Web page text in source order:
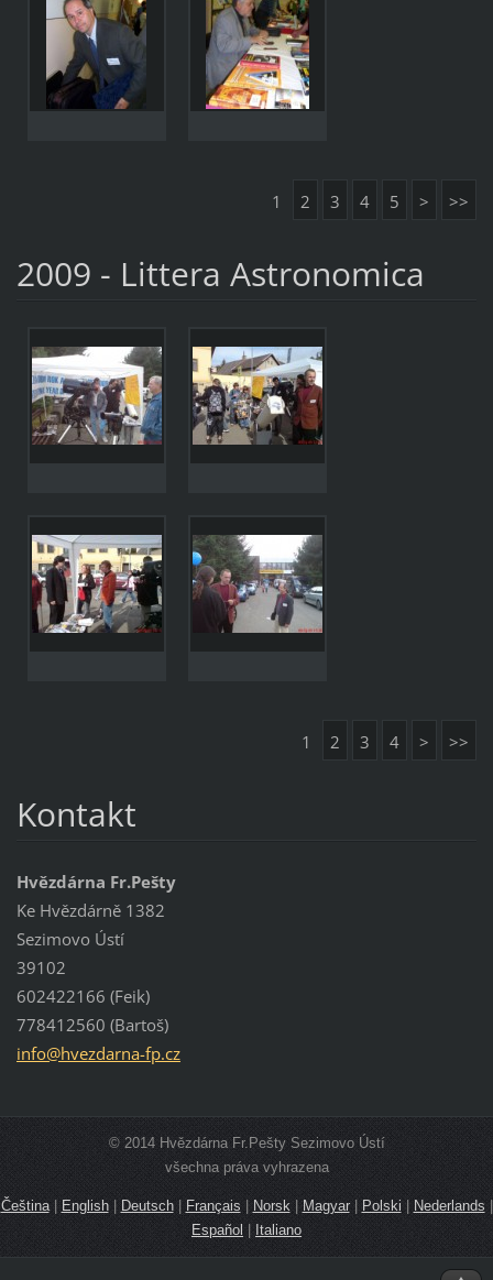
1 2 3 4 5 > >>
2009 - Littera Astronomica
1 2 3 4 > >>
Kontakt
Hvězdárna Fr.Pešty
Ke Hvězdárně 1382
Sezimovo Ústí
39102
602422166 (Feik)
778412560 (Bartoš)
info@hvezdarna-fp.cz
© 2014 Hvězdárna Fr.Pešty Sezimovo Ústí
všechna práva vyhrazena
Čeština| English| Deutsch| Français Norsk|Magyar| Polski | Nederlands|
Español
Italiano